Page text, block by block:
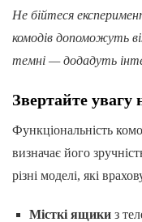
Не бійтеся
комодів допоможуть
темні — додадуть
Звертайте увагу
Функціональність
визначає його
різні моделі, які
Місткі ящикиз